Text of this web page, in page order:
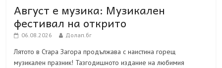
Август е музика: Музикален
фестивал на открито
06.08.2026 Долап.бг
Лятото в Стара Загора продължава с наистина горещ
музикален празник! Тазгодишното издание на любимия